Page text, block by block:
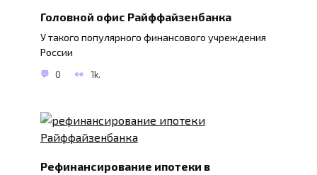
Головной офис Райффайзенбанка
У такого популярного финансового учреждения
России
0 1k.
Рефинансирование ипотеки в